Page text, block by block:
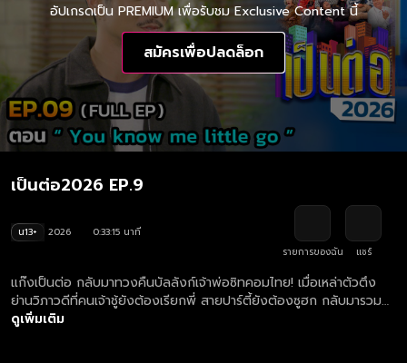
อัปเกรดเป็น PREMIUM เพื่อรับชม Exclusive Content นี้
สมัครเพื่อปลดล็อก
เป็นต่อ2026 EP.9
น13+ 2026
0:33:15 นาที
รายการของฉัน
แชร์
แก๊งเป็นต่อ กลับมาทวงคืนบัลลังก์เจ้าพ่อซิทคอมไทย! เมื่อเหล่าตัวตึง
ย่านวิภาวดีที่คนเจ้าชู้ยังต้องเรียกพี่ สายปาร์ตี้ยังต้องซูฮก กลับมารวม
ตัวกันพร้อมสาดความฮาแบบจัดเต็มอัตราศึก เตรียมพบกับวีรกรรมสุด
ดูเพิ่มเติม